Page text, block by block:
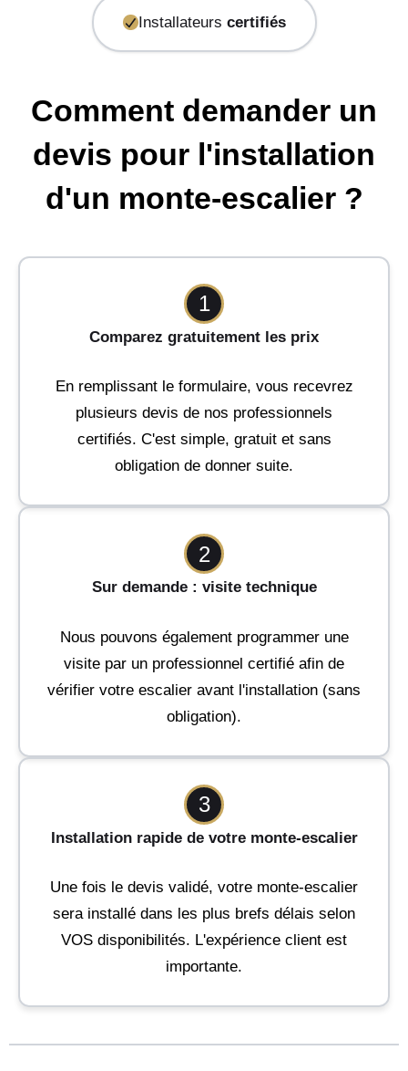
Installateurs certifiés
Comment demander un
devis pour l'installation
d'un monte-escalier ?
1
Comparez gratuitement les prix
En remplissant le formulaire, vous recevrez
plusieurs devis de nos professionnels
certifiés. C'est simple, gratuit et sans
obligation de donner suite.
2
Sur demande : visite technique
Nous pouvons également programmer une
visite par un professionnel certifié afin de
vérifier votre escalier avant l'installation (sans
obligation).
3
Installation rapide de votre monte-escalier
Une fois le devis validé, votre monte-escalier
sera installé dans les plus brefs délais selon
VOS disponibilités. L'expérience client est
importante.